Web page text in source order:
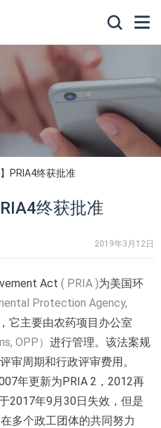
PRIA4终获批准
终获批准
2019年3月12日
Act ( PRIA )为美国环
Protection Agency,
它主要由农药项目办公室
OPP） 进行管理。该法案规
审周期和行政评审费用。
年更新为PRIA 2，2012再
2017年9月30日失效，但是
多个政工团体的共同努力